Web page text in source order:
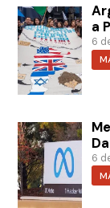
a
6
6